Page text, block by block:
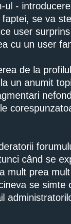
ul -
se va
user
cu un user
de la
un anumit
când se
mult prea
se